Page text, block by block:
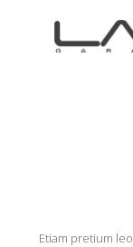
Etiam pretium